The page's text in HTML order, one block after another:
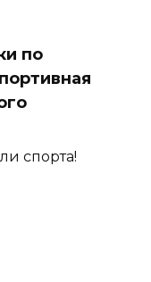
по
спорта!